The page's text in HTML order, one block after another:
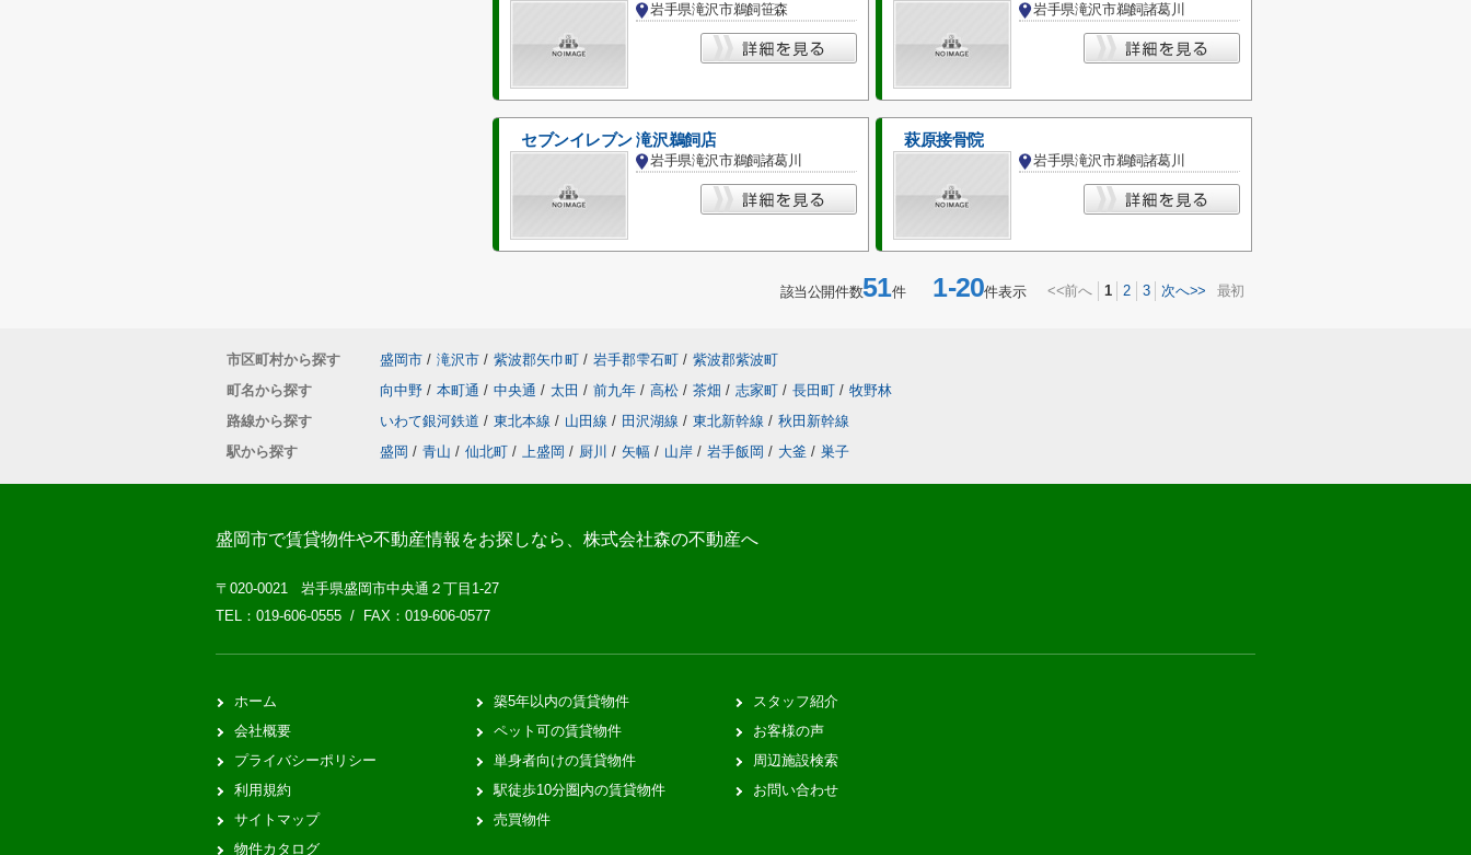
岩手県滝沢市鵜飼笹森 岩手県滝沢市鵜飼諸葛川
セブンイレブン 滝沢鵜飼店
岩手県滝沢市鵜飼諸葛川
萩原接骨院
岩手県滝沢市鵜飼諸葛川
該当公開件数51件1-20件表示 <<前へ 1 2 3 次へ>> 最初
市区町村から探す 盛岡市 / 滝沢市 / 紫波郡矢巾町 / 岩手郡雫石町 / 紫波郡紫波町
町名から探す
向中野 / 本町通 / 中央通 / 太田 / 前九年 / 高松 / 茶畑 / 志家町 / 長田町 / 牧野林
路線から探す
いわて銀河鉄道 / 東北本線 / 山田線 / 田沢湖線 / 東北新幹線 / 秋田新幹線
駅から探す
盛岡 / 青山 / 仙北町 / 上盛岡 / 厨川 / 矢幅 / 山岸 / 岩手飯岡 / 大釜 / 巣子
盛岡市で賃貸物件や不動産情報をお探しなら、株式会社森の不動産へ
〒020-0021 岩手県盛岡市中央通２丁目1-27
TEL：019-606-0555 / FAX：019-606-0577
ホーム
会社概要
プライバシーポリシー
利用規約
サイトマップ
物件カタログ
築5年以内の賃貸物件
ペット可の賃貸物件
単身者向けの賃貸物件
駅徒歩10分圏内の賃貸物件
売買物件
スタッフ紹介
お客様の声
周辺施設検索
お問い合わせ